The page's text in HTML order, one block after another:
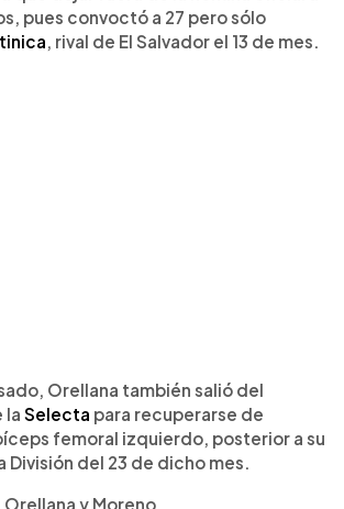
pues convoctó a 27 pero sólo
, rival de El Salvador el 13 de mes.
Orellana también salió del
la Selecta para recuperarse de
femoral izquierdo, posterior a su
División del 23 de dicho mes.
y Moreno.